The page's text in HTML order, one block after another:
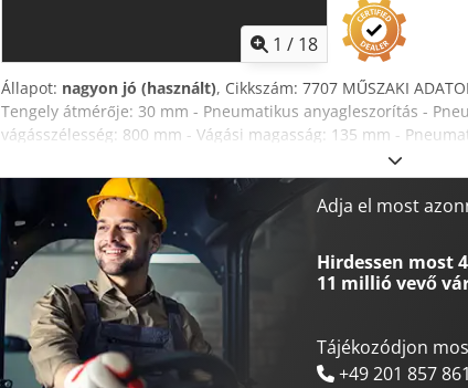
1 / 18
Állapot: nagyon jó (használt), Cikkszám: 7707 MŰSZAKI
Tengely átmérője: 30 mm - Pneumatikus anyagleszorítás -
vágásszélesség: 800 mm - Vágási magasság: 135 mm -
Elszívócsonk átmérője: 2x110 mm - Asztal mérete: 520x1550
- Bevezető görgős asztal: Djdpfx Ajzrnttsivsck - Méretek
pneumatikus ütközővel felszerelve - Az asztal vezetősínnel
behúzó görgő (1,5 kW) - Kivezető görgős asztal: - Méretek
mérete: 590 mm - 11 darab csúszógörgő - 3 pneumatikus
(hossz/szél/mag): 1900x1450x1600 mm - Teljes súly: 1500 kg
Pneumatikus vezérlés – Pneumatikus tárcsaemelés (a
nagyon jó állapotban Nettó ár: 33 900 PLN Nettó ár: 8 070 EUR
az árfolyam ingadozásától függően.)
Adja el most
Hirdessen most
11 millió vevő
Tájékozódjon
+49 201 857